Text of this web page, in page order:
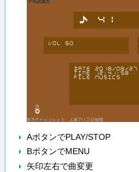
AボタンでPLAY/STOP
BボタンでMENU
矢印左右で曲変更